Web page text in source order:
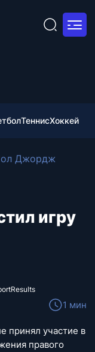
ТеннисХоккей
Джордж
игру
1 мин
принял участие в
правого